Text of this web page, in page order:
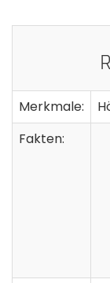
Merkmale:
Fakten: